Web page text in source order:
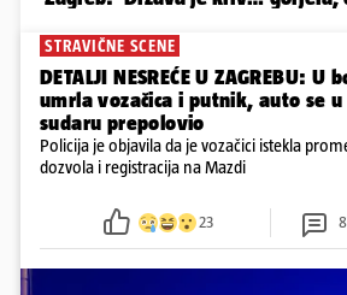
STRAVIČNE SCENE
DETALJI NESREĆE U ZAGREBU: U
umrla vozačica i putnik, auto se u
sudaru prepolovio
Policija je objavila da je vozačici istekla
dozvola i registracija na Mazdi
23